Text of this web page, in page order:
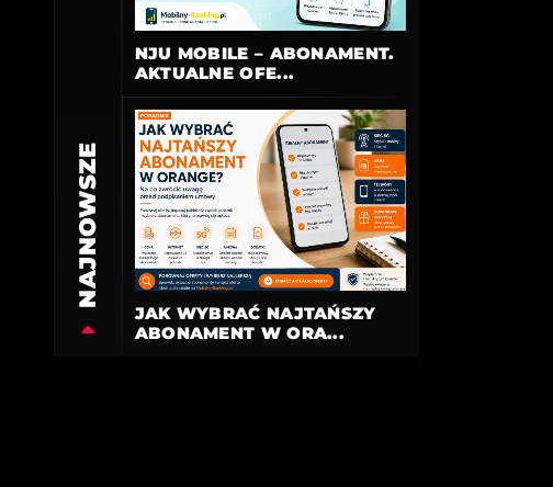
NAJNOWSZE
NJU MOBILE – ABONAMENT.
AKTUALNE OFE...
JAK WYBRAĆ NAJTAŃSZY
ABONAMENT W ORA...